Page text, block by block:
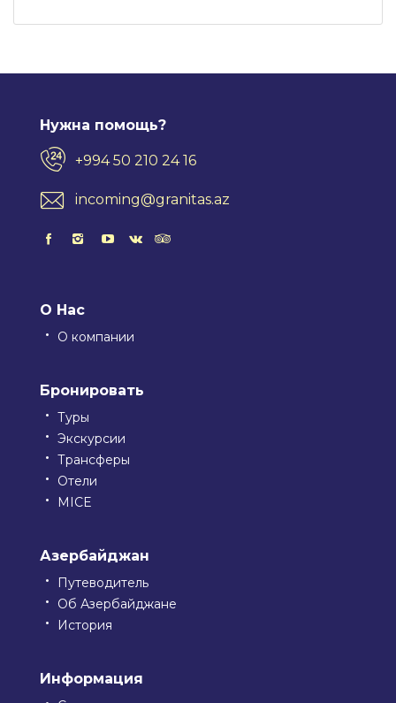
Нужна помощь?
+994 50 210 24 16
incoming@granitas.az
О Нас
О компании
Бронировать
Туры
Экскурсии
Трансферы
Отели
MICE
Азербайджан
Путеводитель
Об Азербайджане
История
Информация